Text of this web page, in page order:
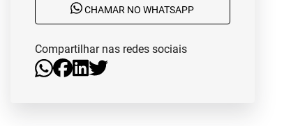
CHAMAR NO WHATSAPP
Compartilhar nas redes sociais